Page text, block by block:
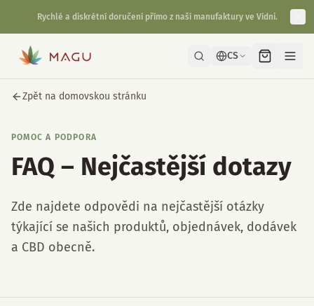
CS
Zpět na domovskou stránku
POMOC A PODPORA
FAQ – Nejčastější dotazy
Zde najdete odpovědi na nejčastější otázky
týkající se našich produktů, objednávek, dodávek
a CBD obecně.
Rychlé a diskrétní doručení přímo z naší manufaktury ve Vídni.